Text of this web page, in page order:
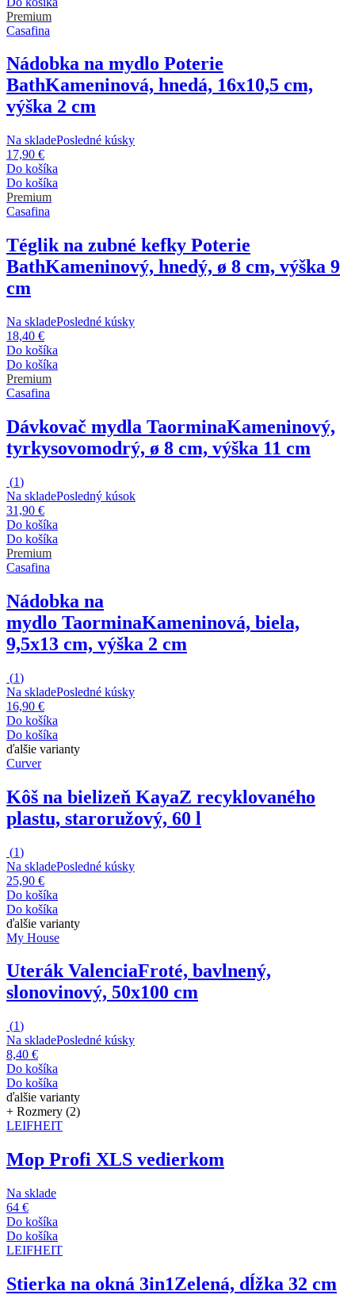
Premium
Casafina
Nádobka na mydlo Poterie
BathKameninová, hnedá, 16x10,5 cm,
výška 2 cm
Na skladePosledné kúsky
17,90 €
Do košíka
Do košíka
Premium
Casafina
Téglik na zubné kefky Poterie
BathKameninový, hnedý, ø 8 cm, výška 9
cm
Na skladePosledné kúsky
18,40 €
Do košíka
Do košíka
Premium
Casafina
Dávkovač mydla TaorminaKameninový,
tyrkysovomodrý, ø 8 cm, výška 11 cm
(1)
Na skladePosledný kúsok
31,90 €
Do košíka
Do košíka
Premium
Casafina
Nádobka na
mydlo TaorminaKameninová, biela,
9,5x13 cm, výška 2 cm
(1)
Na skladePosledné kúsky
16,90 €
Do košíka
Do košíka
ďalšie varianty
Curver
Kôš na bielizeň KayaZ recyklovaného
plastu, staroružový, 60 l
(1)
Na skladePosledné kúsky
25,90 €
Do košíka
Do košíka
ďalšie varianty
My House
Uterák ValenciaFroté, bavlnený,
slonovinový, 50x100 cm
(1)
Na skladePosledné kúsky
8,40 €
Do košíka
Do košíka
ďalšie varianty
+ Rozmery (2)
LEIFHEIT
Mop Profi XLS vedierkom
Na sklade
64 €
Do košíka
Do košíka
LEIFHEIT
Stierka na okná 3in1Zelená, dĺžka 32 cm